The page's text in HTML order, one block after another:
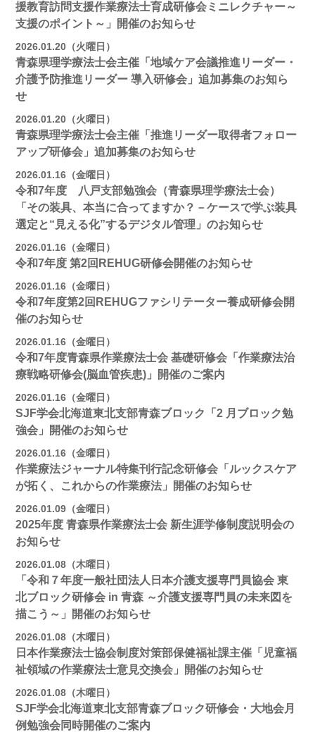
援教育訪問支援作業療法士育成研修会ミニレクチャー～
支援のポイント～」開催のお知らせ
2026.01.20（火曜日）
青森県理学療法士会主催「地域ケア会議推進リーダー・
介護予防推進リーダー 導入研修会」追加募集のお知ら
せ
2026.01.20（火曜日）
青森県理学療法士会主催「推進リーダー取得者フォロー
アップ研修会」追加募集のお知らせ
2026.01.16（金曜日）
令和7年度 八戸支部勉強会（青森県理学療法士会）
「その装具、本当に合ってますか？－ケースで学ぶ装具
選定と“見える化”するデジタル管理」のお知らせ
2026.01.16（金曜日）
令和7年度 第2回REHUG研修会開催のお知らせ
2026.01.16（金曜日）
令和7年度第2回REHUGファシリテーター養成研修会開
催のお知らせ
2026.01.16（金曜日）
令和7年度青森県作業療法士会 基礎研修会「作業療法治
療戦略研修会(脳血管疾患)」開催のご案内
2026.01.16（金曜日）
SJF学会北海道東北支部⻘森ブロック「2 月ブロック勉
強会」開催のお知らせ
2026.01.16（金曜日）
作業療法ジャーナル特集刊行記念研修会「ルックスケア
が拓く、これからの作業療法」開催のお知らせ
2026.01.09（金曜日）
2025年度 青森県作業療法士会 新生涯学修制度説明会の
お知らせ
2026.01.08（木曜日）
「令和７年度一般社団法人日本介護支援専門員協会 東
北ブロック研修会 in 青森 ～介護支援専門員の未来図を
描こう～」開催のお知らせ
2026.01.08（木曜日）
日本作業療法士協会制度対策部保健福祉課主催「児童福
祉領域の作業療法士意見交換会」開催のお知らせ
2026.01.08（木曜日）
SJF学会北海道東北支部青森ブロック研修会・大地会月
例勉強会同時開催のご案内